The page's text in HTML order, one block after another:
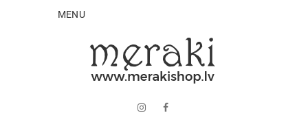
MENU
InstagramFacebook